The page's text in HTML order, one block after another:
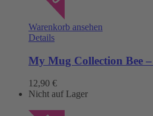
Warenkorb ansehen
Details
My Mug Collection Bee
12,90 €
Nicht auf Lager